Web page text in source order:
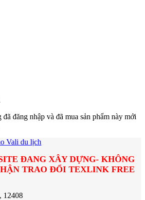
đăng nhập và đã mua sản phẩm này mới
ĐANG XÂY DỰNG- KHÔNG
TRAO ĐỔI TEXLINK FREE
12408